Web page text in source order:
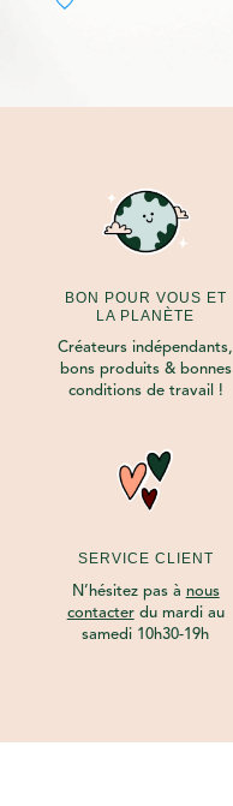
BON POUR VOUS ET
LA PLANÈTE
Créateurs indépendants,
bons produits & bonnes
conditions de travail !
SERVICE CLIENT
N’hésitez pas à nous
contacterdu mardi au
samedi 10h30-19h